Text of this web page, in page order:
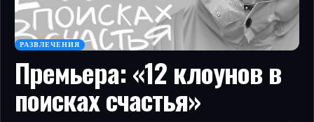
РАЗВЛЕЧЕНИЯ
Премьера: «12 клоунов в
поисках счастья»